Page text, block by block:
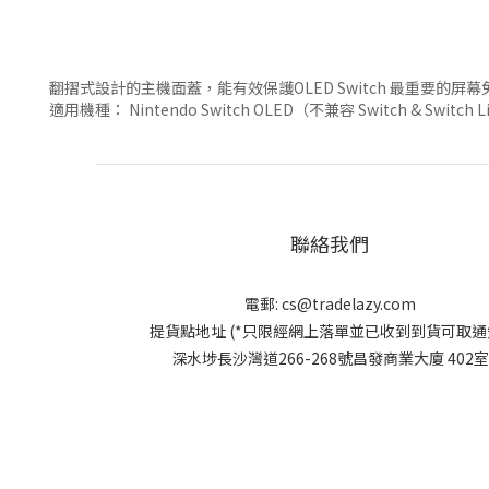
翻摺式設計的主機面蓋，能有效保護OLED Switch 最重要的屏
適用機種： Nintendo Switch OLED（不兼容 Switch & Switch
聯絡我們
電郵: cs@tradelazy.com
提貨點地址 (*只限經網上落單並已收到到貨可取
深水埗長沙灣道266-268號昌發商業大廈 402室